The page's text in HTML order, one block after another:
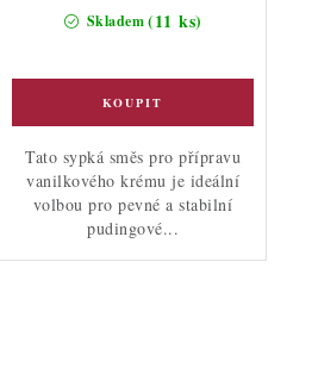
Skladem(11 ks)
Tato sypká směs pro přípravu
vanilkového krému je ideální
volbou pro pevné a stabilní
pudingové...